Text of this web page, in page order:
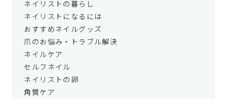
ネイリストの暮らし
ネイリストになるには
おすすめネイルグッズ
爪のお悩み・トラブル解決
ネイルケア
セルフネイル
ネイリストの卵
角質ケア